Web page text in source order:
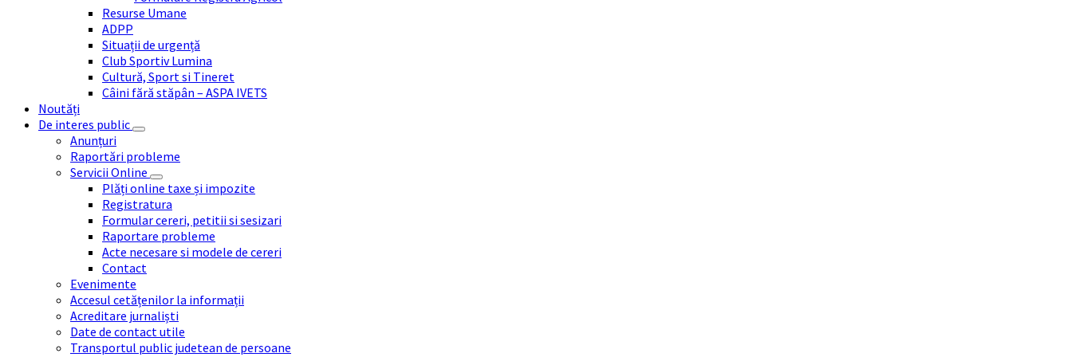
Resurse Umane
ADPP
Situații de urgență
Club Sportiv Lumina
Cultură, Sport si Tineret
Câini fără stăpân – ASPA IVETS
Noutăți
De interes public
Anunțuri
Raportări probleme
Servicii Online
Plăți online taxe și impozite
Registratura
Formular cereri, petitii si sesizari
Raportare probleme
Acte necesare si modele de cereri
Contact
Evenimente
Accesul cetățenilor la informații
Acreditare jurnaliști
Date de contact utile
Transportul public judetean de persoane